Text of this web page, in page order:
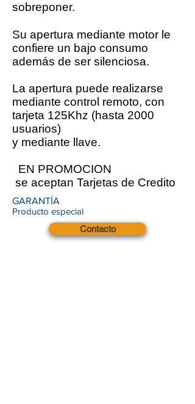
sobreponer.
Su apertura mediante motor le
confiere un bajo consumo
además de ser silenciosa.
La apertura puede realizarse
mediante control remoto, con
tarjeta 125Khz (hasta 2000
usuarios)
y mediante llave.
EN PROMOCION
se aceptan Tarjetas de Credito
GARANTÍA
Producto especial
Contacto